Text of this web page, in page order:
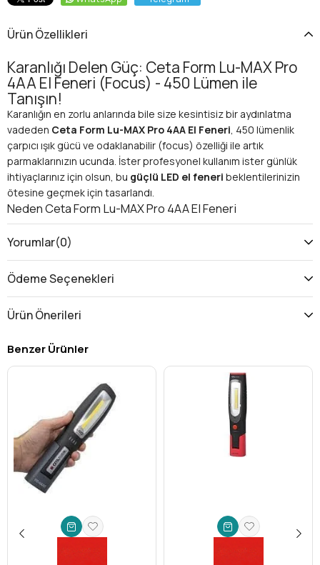
Ürün Özellikleri
Karanlığı Delen Güç: Ceta Form Lu-MAX Pro
4AA El Feneri (Focus) - 450 Lümen ile
Tanışın!
Karanlığın en zorlu anlarında bile size kesintisiz bir aydınlatma
vadeden Ceta Form Lu-MAX Pro 4AA El Feneri, 450 lümenlik
çarpıcı ışık gücü ve odaklanabilir (focus) özelliği ile artık
parmaklarınızın ucunda. İster profesyonel kullanım ister günlük
ihtiyaçlarınız için olsun, bu güçlü LED el feneri beklentilerinizin
ötesine geçmek için tasarlandı.
Neden Ceta Form Lu-MAX Pro 4AA El Feneri
Seçmelisiniz?
Piyasada birçok
bir aydınlatma aracı olmanın ötesinde, güvenilir bir yol arkadaşı
olma potansiyeli taşıyor:
parlak ışığı sayesinde en karanlık alanları bile aydınlatır,
Odaklanabilir (Focus) Özellik:
aydınlatmasından, uzak mesafelerdeki hedeflere yönelik
sağlamaya kadar çeşitli ihtiyaçlara kolayca
uyum sağlar. Buzoomlu el feneri
özelliği, farklı
senaryolarda maksimum verimlilik sunar.
Dayanıklı ve Güvenilir Yapı:
Sağlam alüminyum gövdesi
sayesinde darbelere ve zorlu koşullara karşı dayanıklıdır.
Her an yanınızda taşıyabileceğiniz,
dayanıklı el feneri
arayanlar için idealdir.
Ekonomik ve Erişilebilir Pil Kullanımı:
kolay ve ekonomiktir, sizi asla yarı yolda bırakmaz.
Ergonomik Tasarım:
Elde rahat bir tutuş sağlayan
ergonomik tasarımı, uzun süreli kullanımlarda bile
Yorumlar(0)
Ödeme Seçenekleri
Ürün Önerileri
Benzer Ürünler